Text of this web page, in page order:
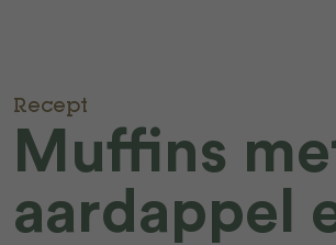
Recept
Muffins
aardappel